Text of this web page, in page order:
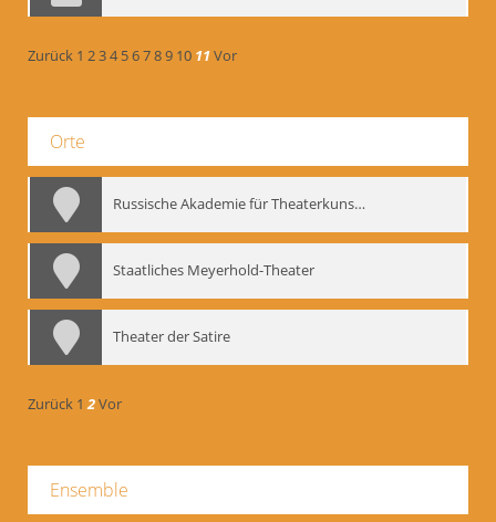
Zurück 1 234 56789 10 11Vor
Orte
Russische Akademie für Theaterkunst – GITIS
Staatliches Meyerhold-Theater
Theater der Satire
Zurück 1 2Vor
Ensemble